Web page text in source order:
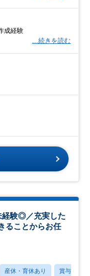
成経験
…続きを読む
経験◎／充実した
ることからお任
産休・育休あり 賞与あり